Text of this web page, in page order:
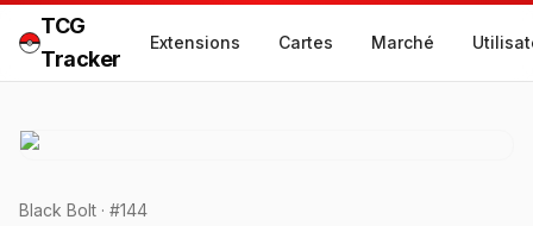
TCG
Tracker
Extensions Cartes Marché
Black Bolt · #144